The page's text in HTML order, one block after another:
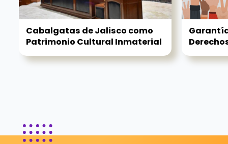
Cabalgatas de Jalisco como
Patrimonio Cultural Inmaterial